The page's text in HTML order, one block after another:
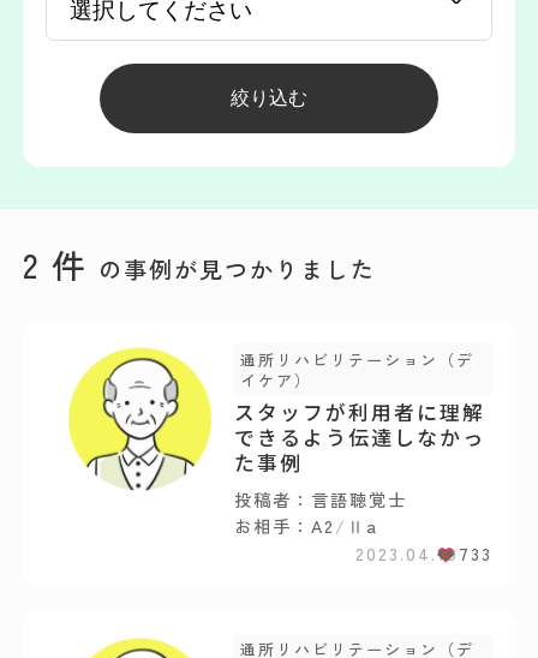
2件 の事例が見つかりました
通所リハビリテーション（デ
イケア）
スタッフが利用者に理解
できるよう伝達しなかっ
た事例
投稿者：言語聴覚士
お相手：A2/ Ⅱa
2023.04.19733
通所リハビリテーション（デ